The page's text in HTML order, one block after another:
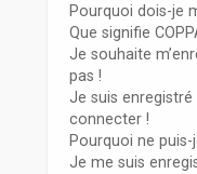
Pourquoi dois-je
Que signifie
Je souhaite
pas !
Je suis
connecter !
Pourquoi ne
Je me suis